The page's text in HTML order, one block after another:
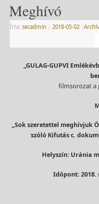
Meghívó
Írta: secadmin 2018-05-02
„GULAG-GUPVI
filmsorozat a
„Sok szeretettel meghívjuk
szóló Kifutás c.
Helyszín: Uránia
Időpont: 2018.